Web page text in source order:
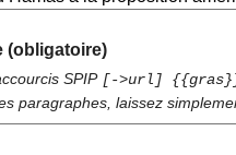
(obligatoire)
SPIP [->url] {{gras}}
paragraphes, laissez